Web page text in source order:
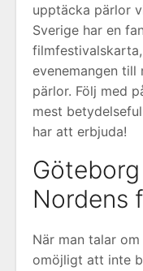
upptäcka pärlor
Sverige har en
evenemangen till
pärlor. Följ med
mest
har att erbjuda!
Nordens
När man talar
omöjligt att inte